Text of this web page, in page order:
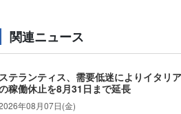
関連ニュース
ステランティス、需要低迷によりイタリ
稼働休止を8月31日まで延長
年08月07日(金)